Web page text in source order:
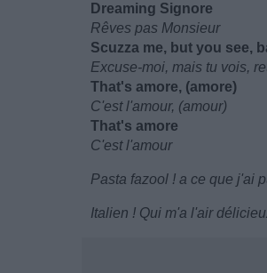
Dreaming Signore
Rêves pas Monsieur
Scuzza me, but you see,
Excuse-moi, mais tu vois,
That's amore, (amore)
C'est l'amour, (amour)
That's amore
C'est l'amour
Pasta fazool ! a ce que j'ai
Italien ! Qui m'a l'air